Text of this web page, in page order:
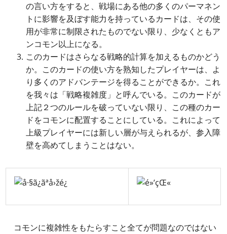
の言い方をすると、戦場にある他の多くのパーマネン
トに影響を及ぼす能力を持っているカードは、その使
用が非常に制限されたものでない限り、少なくともア
ンコモン以上になる。
このカードはさらなる戦略的計算を加えるものかどう
か。このカードの使い方を熟知したプレイヤーは、よ
り多くのアドバンテージを得ることができるか。これ
を我々は「戦略複雑度」と呼んでいる。このカードが
上記２つのルールを破っていない限り、この種のカー
ドをコモンに配置することにしている。これによって
上級プレイヤーには新しい層が与えられるが、参入障
壁を高めてしまうことはない。
コモンに複雑性をもたらすこと全てが問題なのではない